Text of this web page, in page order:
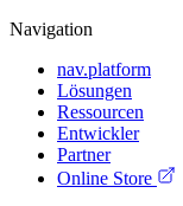
Navigation
nav.platform
Lösungen
Ressourcen
Entwickler
Partner
Online Store